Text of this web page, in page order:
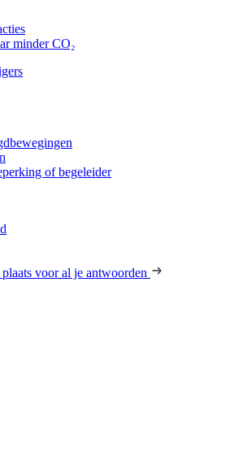
minder CO₂
of begeleider
voor al je antwoorden